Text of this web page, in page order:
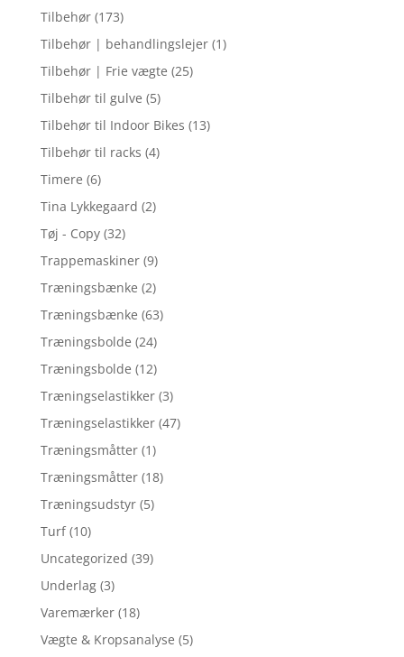
Tilbehør (173)
Tilbehør | behandlingslejer (1)
Tilbehør | Frie vægte (25)
Tilbehør til gulve (5)
Tilbehør til Indoor Bikes (13)
Tilbehør til racks (4)
Timere (6)
Tina Lykkegaard (2)
Tøj - Copy (32)
Trappemaskiner (9)
Træningsbænke (2)
Træningsbænke (63)
Træningsbolde (24)
Træningsbolde (12)
Træningselastikker (3)
Træningselastikker (47)
Træningsmåtter (1)
Træningsmåtter (18)
Træningsudstyr (5)
Turf (10)
Uncategorized (39)
Underlag (3)
Varemærker (18)
Vægte & Kropsanalyse (5)